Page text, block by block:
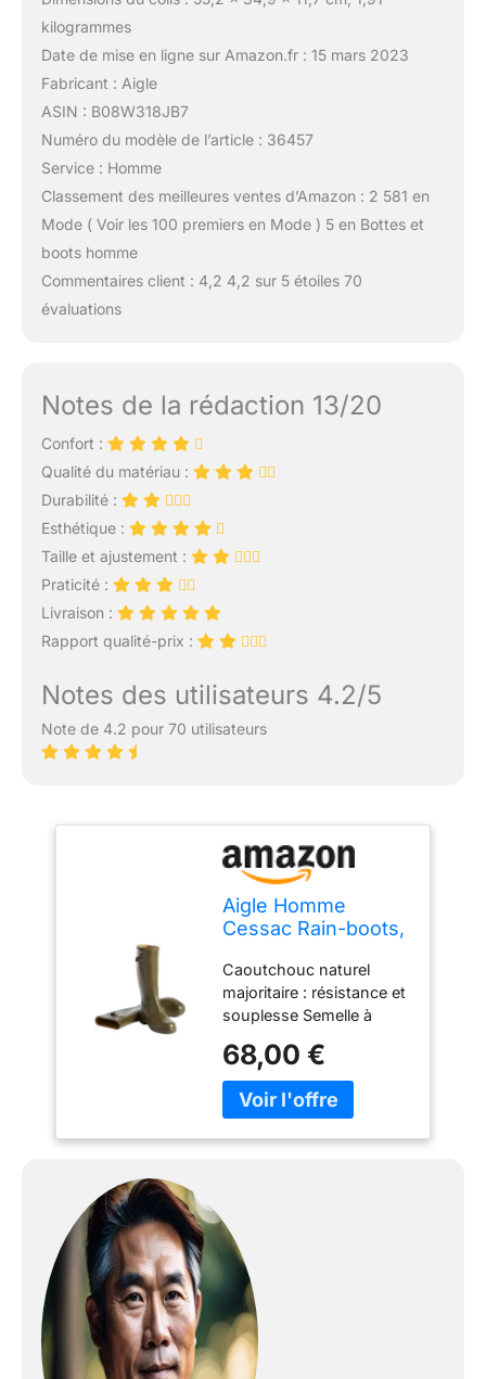
kilogrammes
Date de mise en ligne sur Amazon.fr : 15 mars 2023
Fabricant : Aigle
ASIN : B08W318JB7
Numéro du modèle de l’article : 36457
Service : Homme
Classement des meilleures ventes d’Amazon : 2 581 en
Mode ( Voir les 100 premiers en Mode ) 5 en Bottes et
boots homme
Commentaires client : 4,2 4,2 sur 5 étoiles 70
évaluations
Notes de la rédaction 13/20
Confort :
Qualité du matériau :
Durabilité :
Esthétique :
Taille et ajustement :
Praticité :
Livraison :
Rapport qualité-prix :
Notes des utilisateurs 4.2/5
Note de 4.2 pour 70 utilisateurs
Aigle Homme
Cessac Rain-boots,
Caoutchouc naturel
majoritaire : résistance et
souplesse Semelle à
accroche et adhérence
Doublure Softex : lavable
à l'éponge et séchage
68,00 €